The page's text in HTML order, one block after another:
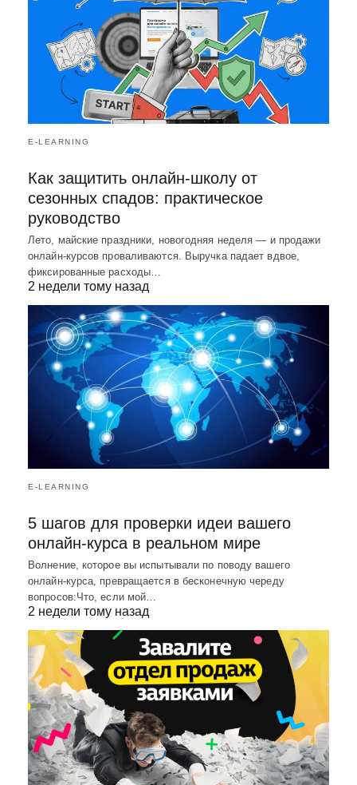
E-LEARNING
Как защитить онлайн-школу от
сезонных спадов: практическое
руководство
Лето, майские праздники, новогодняя неделя — и продажи
онлайн-курсов проваливаются. Выручка падает вдвое,
фиксированные расходы…
2 недели тому назад
E-LEARNING
5 шагов для проверки идеи вашего
онлайн-курса в реальном мире
Волнение, которое вы испытывали по поводу вашего
онлайн-курса, превращается в бесконечную череду
вопросов:Что, если мой…
2 недели тому назад